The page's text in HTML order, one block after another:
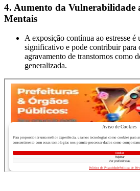
4. Aumento da Vulnerabilidade
Mentais
A exposição contínua ao estresse é
significativo e pode contribuir para
agravamento de transtornos como
generalizada.